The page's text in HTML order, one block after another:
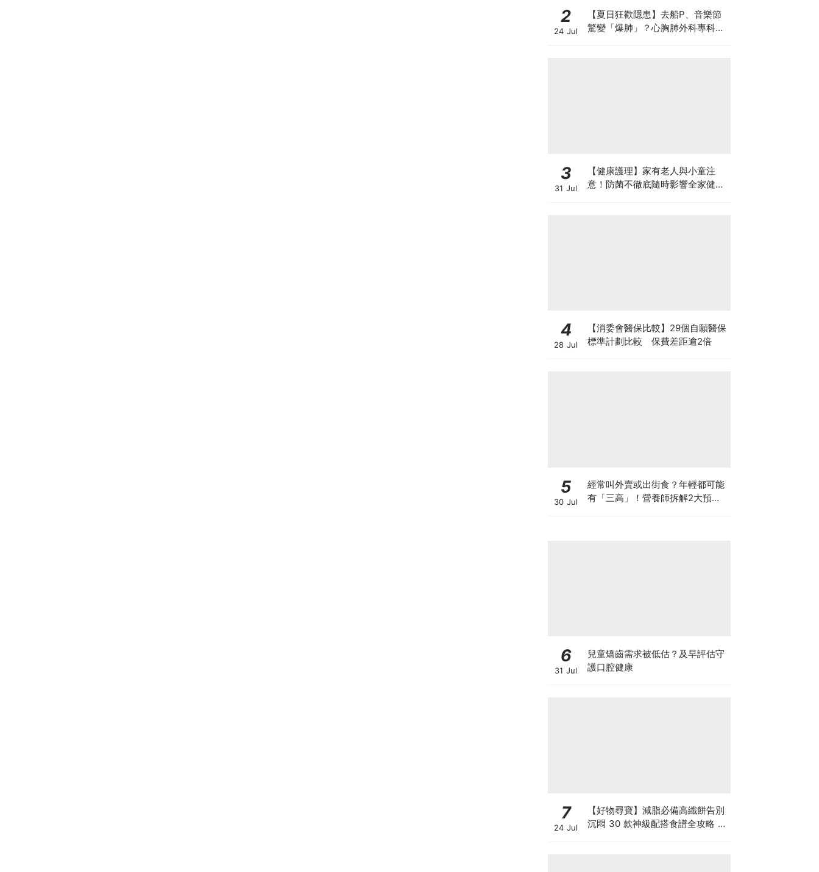
2
24 Jul
【夏日狂歡隱患】去船P、音樂節
驚變「爆肺」？心胸肺外科專科醫
3
31 Jul
【健康護理】家有老人與小童注
意！防菌不徹底隨時影響全家健康
4
28 Jul
【消委會醫保比較】29個自願醫保
標準計劃比較 保費差距逾2倍
5
30 Jul
經常叫外賣或出街食？年輕都可能
有「三高」！營養師拆解2大預防
6
31 Jul
兒童矯齒需求被低估？及早評估守
護口腔健康
7
24 Jul
【好物尋寶】減脂必備高纖餅告別
沉悶 30 款神級配搭食譜全攻略 日